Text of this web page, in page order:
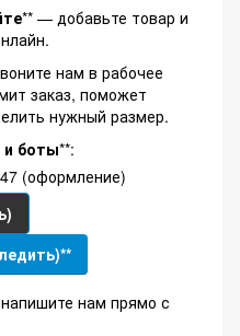
** — добавьте товар и
нам в рабочее
заказ, поможет
нужный размер.
и боты**:
(оформление)
нам прямо с